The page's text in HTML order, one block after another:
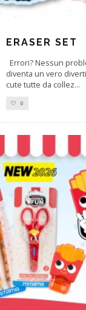
ERASER SET
Errori? Nessun
diventa un vero
cute tutte da collez...
0